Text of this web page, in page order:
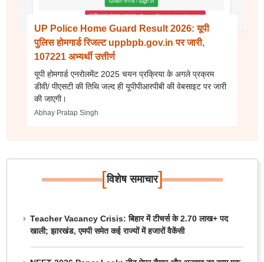
UP Police Home Guard Result 2026: यूपी
पुलिस होमगार्ड रिजल्ट uppbpb.gov.in पर जारी,
107221 अभ्यर्थी उत्तीर्ण
यूपी होमगार्ड एनरोलमेंट 2025 चयन प्रक्रिया के अगले प्रक्रम
डीवी/ पीएसटी की तिथि जल्द ही यूपीपीआरपीबी की वेबसाइट पर जारी
की जाएगी।
Abhay Pratap Singh
[विशेष समाचार]
Teacher Vacancy Crisis: बिहार में टीचर्स के 2.70 लाख+ पद
खाली; झारखंड, एमपी समेत कई राज्यों में हजारों वैकेंसी